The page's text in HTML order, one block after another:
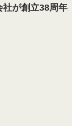
社が創立38周年